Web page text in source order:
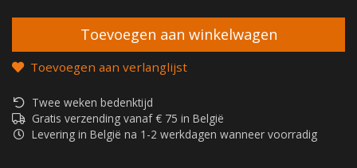
Toevoegen aan verlanglijst
Twee weken bedenktijd
Gratis verzending vanaf € 75 in België
Levering in België na 1-2 werkdagen wanneer voorradig